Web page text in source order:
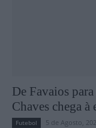
De Favaios
Chaves chega
Futebol 5 de Agosto,